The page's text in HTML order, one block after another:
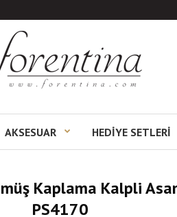
AKSESUAR HEDİYE SETLERİ
Kaplama Kalpli
PS4170